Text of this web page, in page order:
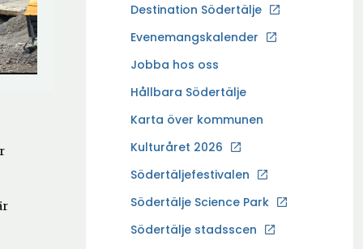
Destination Södertälje
Ö
p
n
a
y
t
f
ö
Evenemangskalender
Jobba hos oss
Ö
p
n
a
y
t
Hållbara Södertälje
Karta över kommunen
Kulturåret 2026
Södertäljefestivalen
Södertälje Science Park
Ö
p
Södertälje stadsscen